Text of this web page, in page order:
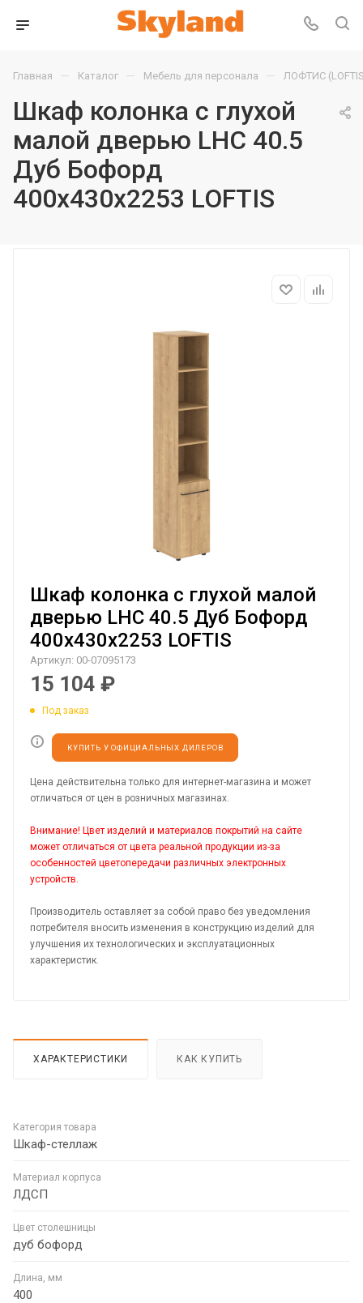
Главная — Каталог — Мебель для персонала — ЛОФТИС
Шкаф колонка с глухой
малой дверью LHC 40.5
Дуб Бофорд
400х430х2253 LOFTIS
Шкаф колонка с глухой малой
дверью LHC 40.5 Дуб Бофорд
400х430х2253 LOFTIS
Артикул: 00-07095173
15 104 ₽
Под заказ
КУПИТЬ У ОФИЦИАЛЬНЫХ ДИЛЕРОВ
Цена действительна только для интернет-магазина и может
отличаться от цен в розничных магазинах.
Внимание! Цвет изделий и материалов покрытий на сайте
может отличаться от цвета реальной продукции из-за
особенностей цветопередачи различных электронных
устройств.
Производитель оставляет за собой право без уведомления
потребителя вносить изменения в конструкцию изделий для
улучшения их технологических и эксплуатационных
характеристик.
ХАРАКТЕРИСТИКИ КАК КУПИТЬ
Категория товара
Шкаф-стеллаж
Материал корпуса
ЛДСП
Цвет столешницы
дуб бофорд
Длина, мм
400